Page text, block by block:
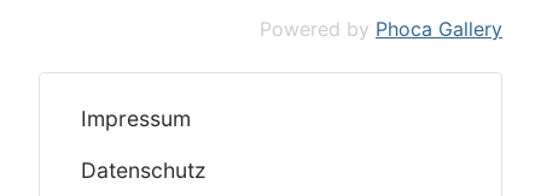
Powered by Phoca Gallery
Impressum
Datenschutz